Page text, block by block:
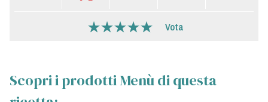
Vota
Scopri i prodotti Menù di questa